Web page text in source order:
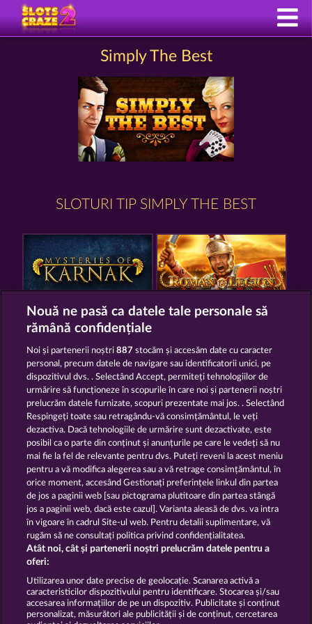
Simply The Best
SLOTURI TIP SIMPLY THE BEST
MYSTERIES OF KARNAK ROMAN LEGION
ROMAN LEGION XTREME THE GRIFFIN
Termeni și condiții
Declarație de confidențialitate
Asistență tehnică Firmă
Trimite Cererea de Retragere
Nouă ne pasă ca datele tale personale să
rămână confidențiale
Noi și partenerii noștri887 stocăm și accesăm date cu caracter
personal, precum datele de navigare sau identificatorii unici, pe
dispozitivul dvs. . Selectând Accept, permiteți tehnologiilor de
urmărire să funcționeze în scopurile în care noi și partenerii noștri
prelucrăm datele furnizate, scopuri prezentate mai jos. . Selectând
Respingeți toate sau retragându-vă consimțământul, le veți
dezactiva. Dacă tehnologiile de urmărire sunt dezactivate, este
posibil ca o parte din conținut și anunțurile pe care le vedeți să nu
mai fie la fel de relevante pentru dvs. Puteți reveni la acest meniu
pentru a vă modifica alegerea sau a vă retrage consimțământul, în
orice moment, accesând Gestionați preferințele linkul din partea
de jos a paginii web [sau pictograma plutitoare din partea stângă
jos a paginii web, dacă este cazul]. Varianta aleasă de dvs. va intra
în vigoare în cadrul Site-ul web. Pentru detalii suplimentare, vă
rugăm să ne consultați politica privind confidențialitatea.
Atât noi, cât și partenerii noștri prelucrăm datele pentru a
oferi:
Utilizarea unor date precise de geolocație. Scanarea activă a
caracteristicilor dispozitivului pentru identificare. Stocarea și/sau
accesarea informațiilor de pe un dispozitiv. Publicitate și conținut
personalizat, măsurători ale publicității și de conținut, cercetarea